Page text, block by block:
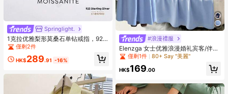
Springlight.
1克拉优雅梨形莫桑石单钻戒指，925
纯银奢华订婚戒指、承诺戒指、周年
纪念戒指、女士珠宝礼物、圣诞礼物
僅剩2件
HK$289.91 -16%
#浪漫禮服
Elenzga 女士优雅浪漫婚礼宾客/伴娘
雪纺吊带束腰飘逸连衣裙
僅剩1件 80+ Say "美麗"
HK$169.00